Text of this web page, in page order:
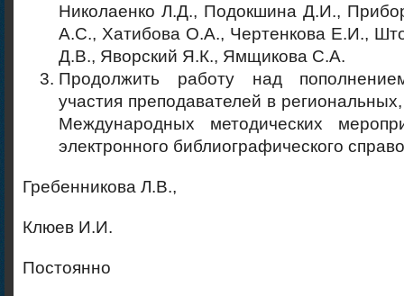
Николаенко Л.Д., Подокшина Д.И.,
А.С., Хатибова О.А., Чертенкова Е.И.,
Д.В., Яворский Я.К., Ямщикова С.А.
Продолжить работу над
участия преподавателей в
Международных методических
электронного библиографического
Гребенникова Л.В.,
Клюев И.И.
Постоянно